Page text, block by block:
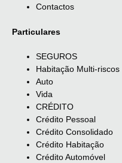
Contactos
Particulares
SEGUROS
Habitação Multi-riscos
Auto
Vida
CRÉDITO
Crédito Pessoal
Crédito Consolidado
Crédito Habitação
Crédito Automóvel